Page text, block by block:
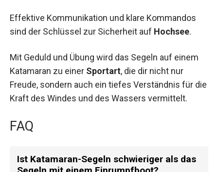
Effektive Kommunikation und klare Kommandos
sind der Schlüssel zur Sicherheit auf Hochsee.
Mit Geduld und Übung wird das Segeln auf einem
Katamaran zu einer Sportart, die dir nicht nur
Freude, sondern auch ein tiefes Verständnis für die
Kraft des Windes und des Wassers vermittelt.
FAQ
Ist Katamaran-Segeln schwieriger als das